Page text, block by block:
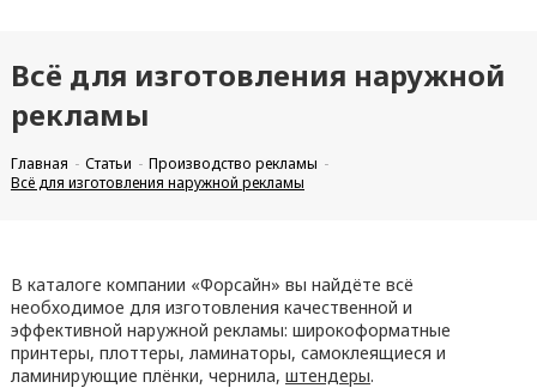
Всё для изготовления наружной
рекламы
Главная Статьи
Производство рекламы
Всё для изготовления наружной рекламы
В каталоге компании «Форсайн» вы найдёте всё
необходимое для изготовления качественной и
эффективной наружной рекламы: широкоформатные
принтеры, плоттеры, ламинаторы, самоклеящиеся и
ламинирующие плёнки, чернила, штендеры.